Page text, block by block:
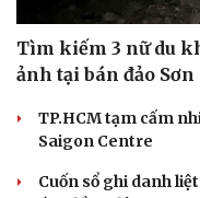
Tìm kiếm 3 nữ du
ảnh tại bán đảo
TP.HCM tạm cấm
Saigon Centre
Cuốn sổ ghi danh